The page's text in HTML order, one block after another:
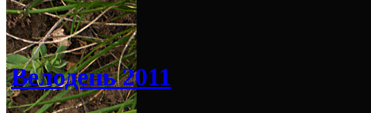
Велодень 2011